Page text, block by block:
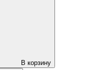
В корзину